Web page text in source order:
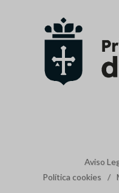
Aviso
Política cookies
/